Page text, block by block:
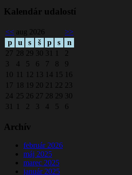
Kalendár udalostí
<< aug 2026
>>
p
u s š p s
n
27
28 29 30 31 1
2
3
4 5 6 7 8
9
10
11 12 13 14 15 16
17
18 19 20 21 22 23
24
25 26 27 28 29 30
31
1 2 3 4 5 6
Archív
február 2026
máj 2025
marec 2025
január 2025